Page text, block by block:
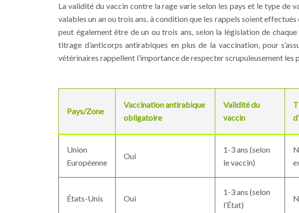
La validité du vaccin contre la rage varie selon les pays et le type de
valables un an ou trois ans, à condition que les rappels soient
peut également être de un ou trois ans, selon la législation de
titrage d’anticorps antirabiques en plus de la vaccination, pour
vétérinaires rappellent l’importance de respecter scrupuleusement les
Pays/Zone
Vaccination antirabique
obligatoire
Validité du
vaccin
Union
Européenne
Oui
1-3 ans (selon
le vaccin)
États-Unis Oui
1-3 ans (selon
l’État)